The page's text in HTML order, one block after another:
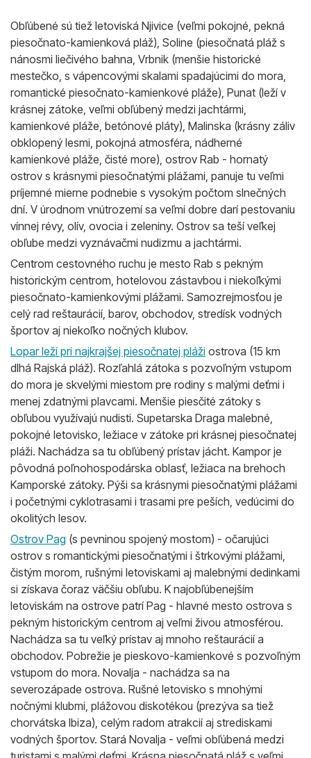
Obľúbené sú tiež letoviská Njivice (veľmi pokojné, pekná
piesočnato-kamienková pláž), Soline (piesočnatá pláž s
nánosmi liečivého bahna, Vrbnik (menšie historické
mestečko, s vápencovými skalami spadajúcimi do mora,
romantické piesočnato-kamienkové pláže), Punat (leží v
krásnej zátoke, veľmi obľúbený medzi jachtármi,
kamienkové pláže, betónové pláty), Malinska (krásny záliv
obklopený lesmi, pokojná atmosféra, nádherné
kamienkové pláže, čisté more), ostrov Rab - hornatý
ostrov s krásnymi piesočnatými plážami, panuje tu veľmi
príjemné mierne podnebie s vysokým počtom slnečných
dní. V úrodnom vnútrozemí sa veľmi dobre darí pestovaniu
vínnej révy, olív, ovocia i zeleniny. Ostrov sa teší veľkej
obľube medzi vyznávačmi nudizmu a jachtármi.
Centrom cestovného ruchu je mesto Rab s pekným
historickým centrom, hotelovou zástavbou i niekoľkými
piesočnato-kamienkovými plážami. Samozrejmosťou je
celý rad reštaurácií, barov, obchodov, stredísk vodných
športov aj niekoľko nočných klubov.
Lopar leží pri najkrajšej piesočnatej pláži ostrova (15 km
dlhá Rajská pláž). Rozľahlá zátoka s pozvoľným vstupom
do mora je skvelými miestom pre rodiny s malými deťmi i
menej zdatnými plavcami. Menšie piesčité zátoky s
obľubou využívajú nudisti. Supetarska Draga malebné,
pokojné letovisko, ležiace v zátoke pri krásnej piesočnatej
pláži. Nachádza sa tu obľúbený prístav jácht. Kampor je
pôvodná poľnohospodárska oblasť, ležiaca na brehoch
Kamporské zátoky. Pýši sa krásnymi piesočnatými plážami
i početnými cyklotrasami i trasami pre peších, vedúcimi do
okolitých lesov.
Ostrov Pag (s pevninou spojený mostom) - očarujúci
ostrov s romantickými piesočnatými i štrkovými plážami,
čistým morom, rušnými letoviskami aj malebnými dedinkami
si získava čoraz väčšiu obľubu. K najobľúbenejším
letoviskám na ostrove patrí Pag - hlavné mesto ostrova s ​​
pekným historickým centrom aj veľmi živou atmosférou.
Nachádza sa tu veľký prístav aj mnoho reštaurácií a
obchodov. Pobrežie je pieskovo-kamienkové s pozvoľným
vstupom do mora. Novalja - nachádza sa na
severozápade ostrova. Rušné letovisko s mnohými
nočnými klubmi, plážovou diskotékou (prezýva sa tiež
chorvátska Ibiza), celým radom atrakcií aj strediskami
vodných športov. Stará Novalja - veľmi obľúbená medzi